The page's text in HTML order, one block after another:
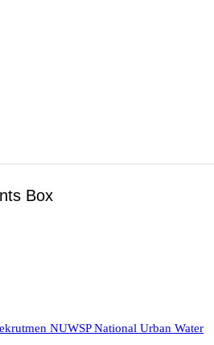
Box
NUWSP National Urban Water